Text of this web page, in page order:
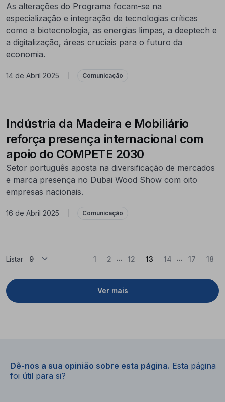
As alterações do Programa focam-se na
especialização e integração de tecnologias críticas
como a biotecnologia, as energias limpas, a deeptech e
a digitalização, áreas cruciais para o futuro da
economia.
14 de Abril 2025 Comunicação
Indústria da Madeira e Mobiliário
reforça presença internacional com
apoio do COMPETE 2030
Setor português aposta na diversificação de mercados
e marca presença no Dubai Wood Show com oito
empresas nacionais.
16 de Abril 2025 Comunicação
Listar
Ver mais
1 2 ... 12 13 (Atual)
14 ... 17 18
Dê-nos a sua opinião sobre esta página. Esta página
foi útil para si?